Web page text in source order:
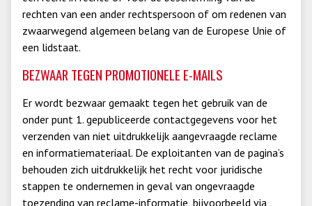
rechten van een ander rechtspersoon of om redenen van
zwaarwegend algemeen belang van de Europese Unie of
een lidstaat.
BEZWAAR TEGEN PROMOTIONELE E-MAILS
Er wordt bezwaar gemaakt tegen het gebruik van de
onder punt 1. gepubliceerde contactgegevens voor het
verzenden van niet uitdrukkelijk aangevraagde reclame
en informatiemateriaal. De exploitanten van de pagina’s
behouden zich uitdrukkelijk het recht voor juridische
stappen te ondernemen in geval van ongevraagde
toezending van reclame-informatie, bijvoorbeeld via